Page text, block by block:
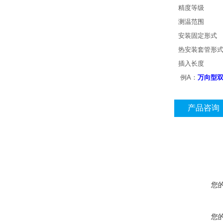
精度等级
测温范围
安装固定形式
热安装套管形式
插入长度
例A： 万向型
产品咨询
您
您